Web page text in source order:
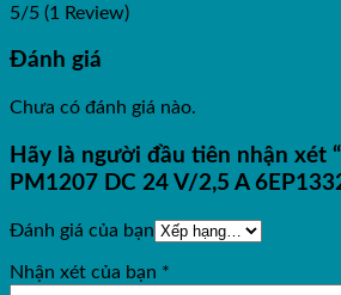
5/5 (1 Review)
Đánh giá
Chưa có đánh giá nào.
Hãy là người đầu tiên nhận xét
PM1207 DC 24 V/2,5 A
Đánh giá của bạn
Nhận xét của bạn *